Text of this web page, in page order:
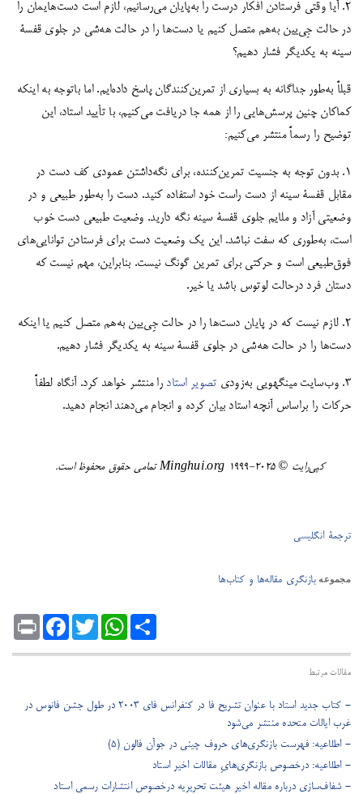
2. آیا وقتی فرستادن افکار درست را به‌پایان می‌رسانیم، لازم است دست‌هایمان را
در حالت جِی‌یین به‌هم متصل کنیم یا دست‌ها را در حالت هه‌شی در جلوی قفسۀ
سینه به یکدیگر فشار دهیم؟
قبلاً به‌طور جداگانه به بسیاری از تمرین‌کنندگان پاسخ داده‎‌ایم. اما با‌توجه به اینکه
کماکان چنین پرسش‌هایی را از همه جا دریافت می‌کنیم، با تأیید استاد، این
توضیح را رسماً منتشر می‌کنیم:
1. بدون توجه به جنسیت تمرین‌کننده، برای نگه‌داشتن عمودی کف دست در
مقابل قفسۀ سینه از دست راست خود استفاده کنید. دست را به‌طور طبیعی و در
وضعیتی آزاد و ملایم جلوی قفسۀ سینه نگه دارید. وضعیت طبیعی دست خوب
است، به‌طوری که سفت نباشد. این یک وضعیت دست برای فرستادن توانایی‌های
فوق‌طبیعی است و حرکتی برای تمرین گونگ نیست. بنابراین، مهم نیست که
دستان فرد درحالت لوتوس باشد یا خیر.
2. لازم نیست که در پایان دست‌ها را در حالت جِی‌یین به‌هم متصل کنیم یا اینکه
دست‌ها را در حالت هه‌شی در جلوی قفسۀ سینه به یکدیگر فشار دهیم.
3. وب‌سایت مینگهویی به‌زودی تصویر استاد را منتشر خواهد کرد. آنگاه لطفاً
حرکات را براساس آنچه استاد بیان کرده و انجام می‌دهند انجام دهید.
کپی‌رایت ©️ ٢٠٢٥-١٩٩٩ Minghui.org تمامی حقوق محفوظ است.
ترجمۀ انگلیسی
مجموعهبازنگری مقاله‌ها و کتاب‌ها
Print
FacebookTwitter
WhatsAppShare
مقالات مرتبط
- کتاب جدید استاد با عنوان تشریح فا در کنفرانس فای ۲۰۰۳ در طول جشن فانوس در
غرب ایالات متحده منتشر می‌شود
- ​اطلاعیه: فهرست بازنگری‌های حروف چینی در جوآن فالون (5)
- ​اطلاعیه: درخصوص بازنگری‌هایِ مقالات اخیر استاد
- ​شفاف‌سازی درباره مقاله اخیر هیئت تحریریه درخصوص انتشارات رسمی استاد